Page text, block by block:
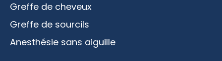
Greffe de cheveux
Greffe de sourcils
Anesthésie sans aiguille